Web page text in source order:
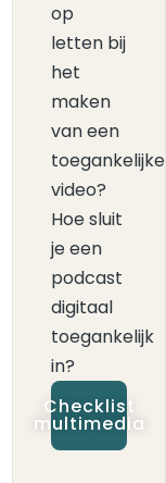
op
letten bij
het
maken
van een
toegankelijke
video?
Hoe sluit
je een
podcast
digitaal
toegankelijk
in?
Checklist
multimedia